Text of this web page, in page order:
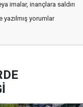
imalar, inançlara saldırı
yorumlar